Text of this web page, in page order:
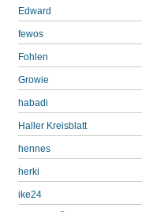
Edward
fewos
Fohlen
Growie
habadi
Haller Kreisblatt
hennes
herki
ike24